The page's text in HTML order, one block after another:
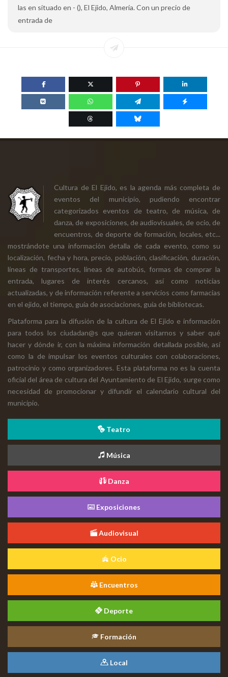
las en situado en - (), El Ejido, Almería. Con un precio de
entrada de
Cultura de El Ejido, es la agenda más completa de
eventos del municipio, pudiendo encontrar
categorizados eventos de teatro, de música, de
danza, de exposiciones, de audiovisuales, de ocio, de
encuentros, de deporte de formación, locales, etc...
mostrándote una información detalla de cada evento, como su
localización, fecha y hora, precio, población, clasificación, duración,
líneas de transportes, líneas de autobús, formas de comprar la
entrada, lugares de interés cercanos, así como noticias
actualizadas, y de información referente a servicios como farmacias
en el ejido, el tiempo, guía de asociaciones, guía de bibliotecas.
Plataforma para la difusión de la cultura de El Ejido e información
para todos los ciudadan@s que quieran visitarnos y saber qué
hacer y dónde ir, con la máxima información detallada posible, así
como la de impulsar los eventos culturales con colaboraciones,
patrocinio y como organizadores. Esta plataforma no es la cuenta
oficial del área de cultura del Ayuntamiento de El Ejido, surge como
necesidad de promocionar y difundir el calendario cultural del
municipio.
Teatro
Música
Danza
Exposiciones
Audiovisual
Ocio
Encuentros
Deporte
Formación
Local